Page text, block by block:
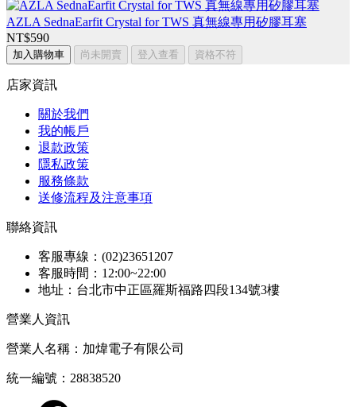
AZLA SednaEarfit Crystal for TWS 真無線專用矽膠耳塞
NT$590
加入購物車 尚未開賣 登入查看 資格不符
店家資訊
關於我們
我的帳戶
退款政策
隱私政策
服務條款
送修流程及注意事項
聯絡資訊
客服專線：(02)23651207
客服時間：12:00~22:00
地址：台北市中正區羅斯福路四段134號3樓
營業人資訊
營業人名稱：加煒電子有限公司
統一編號：28838520